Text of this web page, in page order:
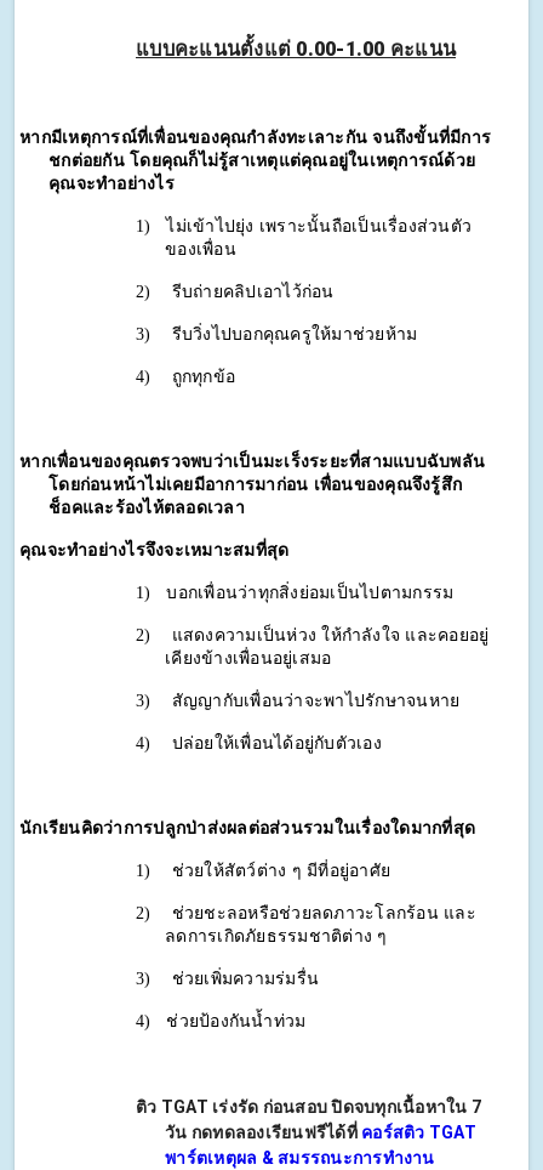
แบบคะแนนตั้งแต่ 0.00-1.00 คะแนน
หากมีเหตุการณ์ที่เพื่อนของคุณกำลังทะเลาะกัน จนถึงขั้นที่มีการ
ชกต่อยกัน โดยคุณก็ไม่รู้สาเหตุแต่คุณอยู่ในเหตุการณ์ด้วย
คุณจะทำอย่างไร
1)
ไม่เข้าไปยุ่ง เพราะนั้นถือเป็นเรื่องส่วนตัว
ของเพื่อน
2) รีบถ่ายคลิปเอาไว้ก่อน
3) รีบวิ่งไปบอกคุณครูให้มาช่วยห้าม
4) ถูกทุกข้อ
หากเพื่อนของคุณตรวจพบว่าเป็นมะเร็งระยะที่สามแบบฉับพลัน
โดยก่อนหน้าไม่เคยมีอาการมาก่อน เพื่อนของคุณจึงรู้สึก
ช็อคและร้องไห้ตลอดเวลา
คุณจะทำอย่างไรจึงจะเหมาะสมที่สุด
1) บอกเพื่อนว่าทุกสิ่งย่อมเป็นไปตามกรรม
2)
แสดงความเป็นห่วง ให้กำลังใจ และคอยอยู่
เคียงข้างเพื่อนอยู่เสมอ
3) สัญญากับเพื่อนว่าจะพาไปรักษาจนหาย
4) ปล่อยให้เพื่อนได้อยู่กับตัวเอง
นักเรียนคิดว่าการปลูกป่าส่งผลต่อส่วนรวมในเรื่องใดมากที่สุด
1) ช่วยให้สัตว์ต่าง ๆ มีที่อยู่อาศัย
2)
ช่วยชะลอหรือช่วยลดภาวะโลกร้อน และ
ลดการเกิดภัยธรรมชาติต่าง ๆ
3) ช่วยเพิ่มความร่มรื่น
4) ช่วยป้องกันน้ำท่วม
ติว TGAT เร่งรัด ก่อนสอบ ปิดจบทุกเนื้อหาใน 7
วัน กดทดลองเรียนฟรีได้ที่ คอร์สติว TGAT
พาร์ตเหตุผล & สมรรถนะการทำงาน